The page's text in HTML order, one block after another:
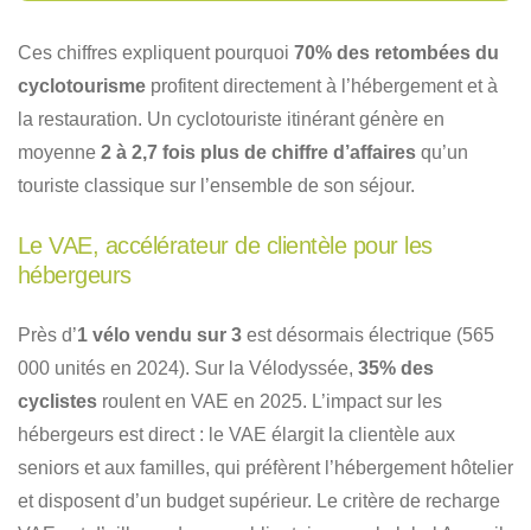
Ces chiffres expliquent pourquoi 70% des retombées du
cyclotourisme profitent directement à l’hébergement et à
la restauration. Un cyclotouriste itinérant génère en
moyenne 2 à 2,7 fois plus de chiffre d’affaires qu’un
touriste classique sur l’ensemble de son séjour.
Le VAE, accélérateur de clientèle pour les
hébergeurs
Près d’1 vélo vendu sur 3 est désormais électrique (565
000 unités en 2024). Sur la Vélodyssée, 35% des
cyclistes roulent en VAE en 2025. L’impact sur les
hébergeurs est direct : le VAE élargit la clientèle aux
seniors et aux familles, qui préfèrent l’hébergement hôtelier
et disposent d’un budget supérieur. Le critère de recharge